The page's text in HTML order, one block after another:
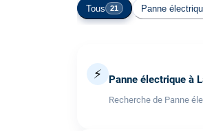
Tous 21 Panne
⚡ Panne électrique à
Recherche de Panne